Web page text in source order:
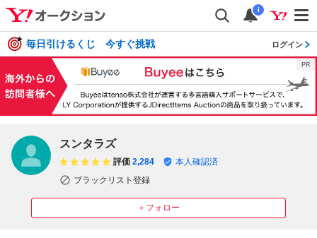
i
毎日引けるくじ 今すぐ挑戦 ログイン
スンタラズ
＋フォロー
評価 2,284
本人確認済
ブラックリスト登録